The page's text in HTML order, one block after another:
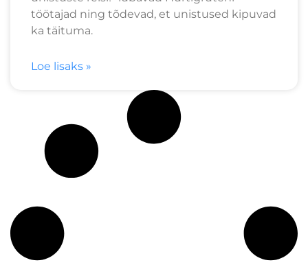
töötajad ning tõdevad, et unistused kipuvad
ka täituma.
Loe lisaks »